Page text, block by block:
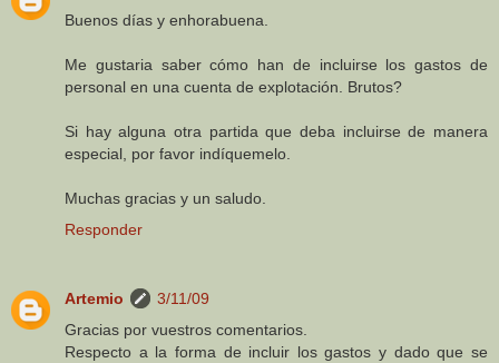
Buenos días y enhorabuena.
Me gustaria saber cómo han de incluirse los gastos de
personal en una cuenta de explotación. Brutos?
Si hay alguna otra partida que deba incluirse de manera
especial, por favor indíquemelo.
Muchas gracias y un saludo.
Responder
Artemio
3/11/09
Gracias por vuestros comentarios.
Respecto a la forma de incluir los gastos y dado que se